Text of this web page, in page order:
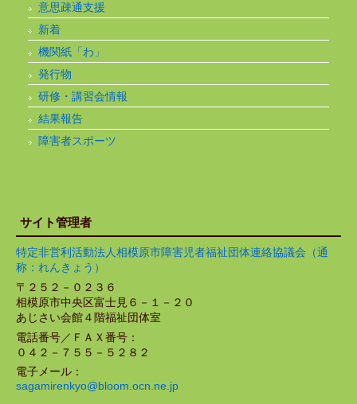
意思疎通支援
新着
機関紙「わ」
発行物
研修・講習会情報
結果報告
障害者スポーツ
サイト管理者
特定非営利活動法人相模原市障害児者福祉団体連絡協議会（通
称：れんきょう）
〒２５２－０２３６
相模原市中央区富士見６－１－２０
あじさい会館４階福祉団体室
電話番号／ＦＡＸ番号：
０４２－７５５－５２８２
電子メール：
sagamirenkyo@bloom.ocn.ne.jp